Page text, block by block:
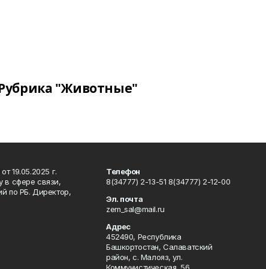
"Животные"
19.05.2025 г.
в сфере связи,
по РБ. Директор,
Телефон
8(34777) 2-13-51 8(34777) 2-12-00
Эл. почта
zem_sal@mail.ru
Адрес
452490, Республика
Башкортостан, Салаватский
район, с. Малояз, ул.